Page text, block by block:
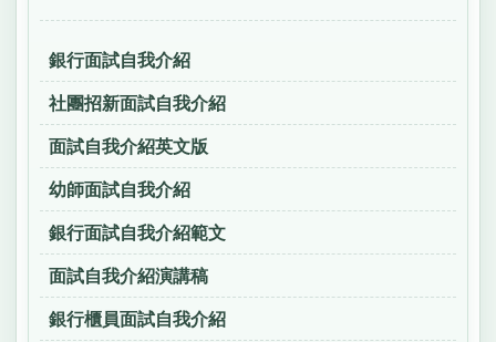
銀行面試自我介紹
社團招新面試自我介紹
面試自我介紹英文版
幼師面試自我介紹
銀行面試自我介紹範文
面試自我介紹演講稿
銀行櫃員面試自我介紹